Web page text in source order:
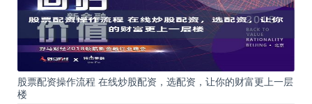
股票配资操作流程 在线炒股配资，选配资，让你的财富更上一层
楼